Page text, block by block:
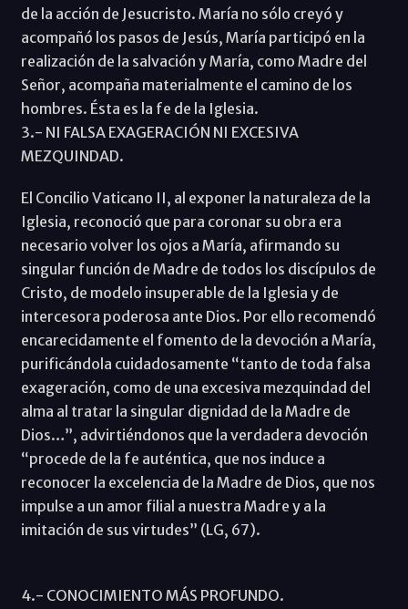
de la acción de Jesucristo. María no sólo creyó y
acompañó los pasos de Jesús, María participó en la
realización de la salvación y María, como Madre del
Señor, acompaña materialmente el camino de los
hombres. Ésta es la fe de la Iglesia.
3.- NI FALSA EXAGERACIÓN NI EXCESIVA
MEZQUINDAD.
El Concilio Vaticano II, al exponer la naturaleza de la
Iglesia, reconoció que para coronar su obra era
necesario volver los ojos a María, afirmando su
singular función de Madre de todos los discípulos de
Cristo, de modelo insuperable de la Iglesia y de
intercesora poderosa ante Dios. Por ello recomendó
encarecidamente el fomento de la devoción a María,
purificándola cuidadosamente “tanto de toda falsa
exageración, como de una excesiva mezquindad del
alma al tratar la singular dignidad de la Madre de
Dios…”, advirtiéndonos que la verdadera devoción
“procede de la fe auténtica, que nos induce a
reconocer la excelencia de la Madre de Dios, que nos
impulse a un amor filial a nuestra Madre y a la
imitación de sus virtudes” (LG, 67).
4.- CONOCIMIENTO MÁS PROFUNDO.